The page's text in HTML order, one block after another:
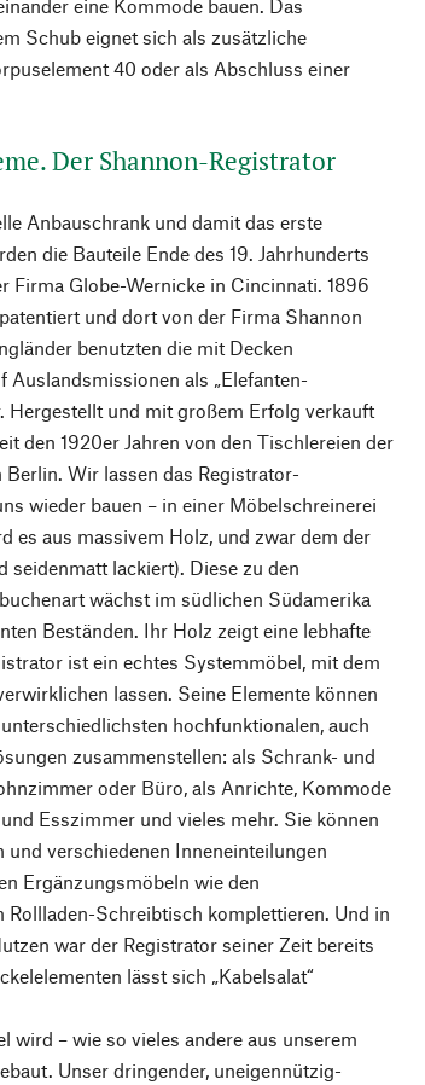
eine Kommode bauen. Das
Schub eignet sich als zusätzliche
40 oder als Abschluss einer
Der Shannon-Registrator
Anbauschrank und damit das erste
die Bauteile Ende des 19. Jahrhunderts
Firma Globe-Wernicke in Cincinnati. 1896
und dort von der Firma Shannon
benutzten die mit Decken
Auslandsmissionen als „Elefanten-
Hergestellt und mit großem Erfolg verkauft
den 1920er Jahren von den Tischlereien der
Wir lassen das Registrator-
wieder bauen – in einer Möbelschreinerei
es aus massivem Holz, und zwar dem der
seidenmatt lackiert). Diese zu den
wächst im südlichen Südamerika
Beständen. Ihr Holz zeigt eine lebhafte
ist ein echtes Systemmöbel, mit dem
lassen. Seine Elemente können
hochfunktionalen, auch
zusammenstellen: als Schrank- und
oder Büro, als Anrichte, Kommode
Esszimmer und vieles mehr. Sie können
verschiedenen Inneneinteilungen
Ergänzungsmöbeln wie den
Rollladen-Schreibtisch komplettieren. Und in
war der Registrator seiner Zeit bereits
lässt sich „Kabelsalat“
wird – wie so vieles andere aus unserem
Unser dringender, uneigennützig-